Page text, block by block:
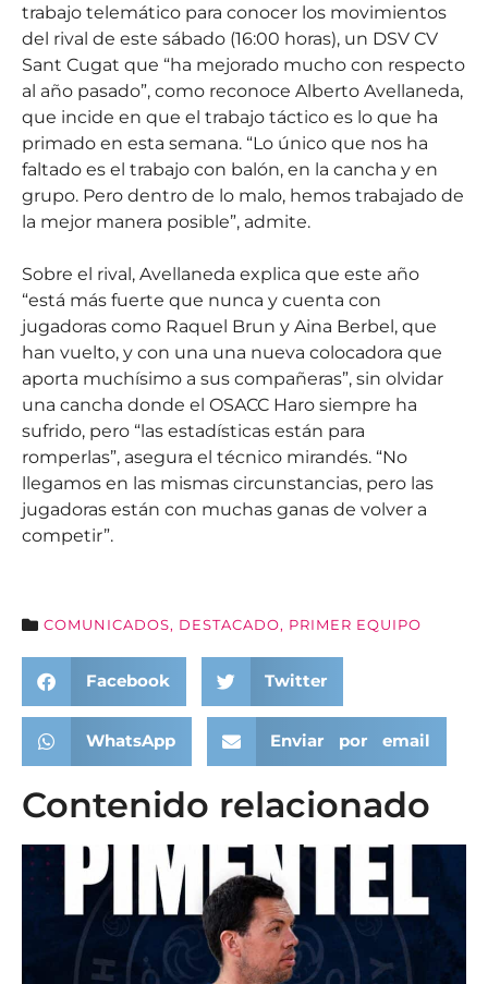
trabajo telemático para conocer los movimientos
del rival de este sábado (16:00 horas), un DSV CV
Sant Cugat que “ha mejorado mucho con respecto
al año pasado”, como reconoce Alberto Avellaneda,
que incide en que el trabajo táctico es lo que ha
primado en esta semana. “Lo único que nos ha
faltado es el trabajo con balón, en la cancha y en
grupo. Pero dentro de lo malo, hemos trabajado de
la mejor manera posible”, admite.
Sobre el rival, Avellaneda explica que este año
“está más fuerte que nunca y cuenta con
jugadoras como Raquel Brun y Aina Berbel, que
han vuelto, y con una una nueva colocadora que
aporta muchísimo a sus compañeras”, sin olvidar
una cancha donde el OSACC Haro siempre ha
sufrido, pero “las estadísticas están para
romperlas”, asegura el técnico mirandés. “No
llegamos en las mismas circunstancias, pero las
jugadoras están con muchas ganas de volver a
competir”.
COMUNICADOS, DESTACADO, PRIMER EQUIPO
Facebook Twitter
WhatsApp Enviar por email
Contenido relacionado